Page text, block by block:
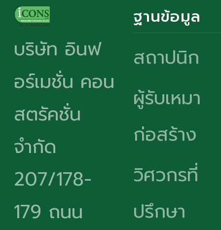
บริษัท อินฟ
อร์เมชั่น คอน
สตรัคชั่น
จำกัด
207/178-
179 ถนน
ฐานข้อมูล
สถาปนิก
ผู้รับเหมา
ก่อสร้าง
วิศวกรที่
ปรึกษา